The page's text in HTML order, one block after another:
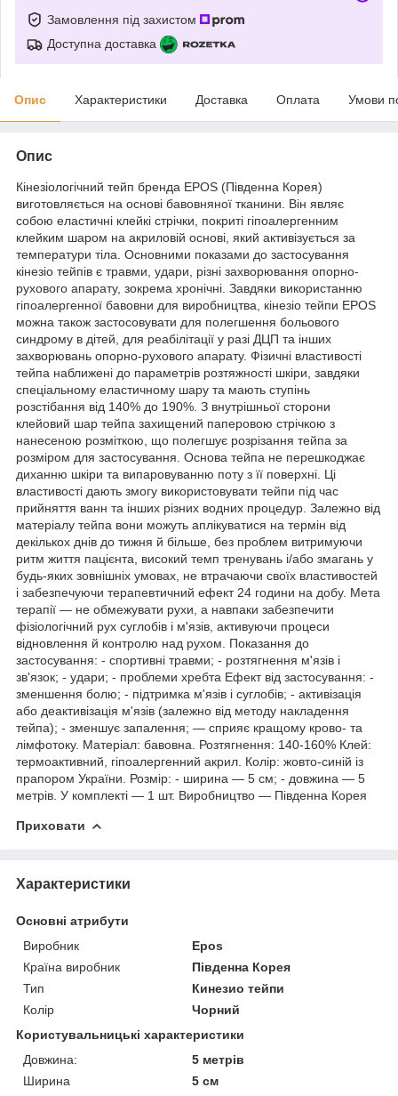
Замовлення під захистом
Доступна доставка
Опис Характеристики Доставка Оплата Умови
Опис
Кінезіологічний тейп бренда EPOS (Південна Корея)
виготовляється на основі бавовняної тканини. Він являє
собою еластичні клейкі стрічки, покриті гіпоалергенним
клейким шаром на акриловій основі, який активізується за
температури тіла. Основними показами до застосування
кінезіо тейпів є травми, удари, різні захворювання опорно-
рухового апарату, зокрема хронічні. Завдяки використанню
гіпоалергенної бавовни для виробництва, кінезіо тейпи EPOS
можна також застосовувати для полегшення больового
синдрому в дітей, для реабілітації у разі ДЦП та інших
захворювань опорно-рухового апарату. Фізичні властивості
тейпа наближені до параметрів розтяжності шкіри, завдяки
спеціальному еластичному шару та мають ступінь
розстібання від 140% до 190%. З внутрішньої сторони
клейовий шар тейпа захищений паперовою стрічкою з
нанесеною розміткою, що полегшує розрізання тейпа за
розміром для застосування. Основа тейпа не перешкоджає
диханню шкіри та випаровуванню поту з її поверхні. Ці
властивості дають змогу використовувати тейпи під час
прийняття ванн та інших різних водних процедур. Залежно від
матеріалу тейпа вони можуть аплікуватися на термін від
декількох днів до тижня й більше, без проблем витримуючи
ритм життя пацієнта, високий темп тренувань і/або змагань у
будь-яких зовнішніх умовах, не втрачаючи своїх властивостей
і забезпечуючи терапевтичний ефект 24 години на добу. Мета
терапії — не обмежувати рухи, а навпаки забезпечити
фізіологічний рух суглобів і м'язів, активуючи процеси
відновлення й контролю над рухом. Показання до
застосування: - спортивні травми; - розтягнення м'язів і
зв'язок; - удари; - проблеми хребта Ефект від застосування: -
зменшення болю; - підтримка м'язів і суглобів; - активізація
або деактивізація м'язів (залежно від методу накладення
тейпа); - зменшує запалення; — сприяє кращому крово- та
лімфотоку. Матеріал: бавовна. Розтягнення: 140-160% Клей:
термоактивний, гіпоалергенний акрил. Колір: жовто-синій із
прапором України. Розмір: - ширина — 5 см; - довжина — 5
метрів. У комплекті — 1 шт. Виробництво — Південна Корея
Приховати
Характеристики
Основні атрибути
Виробник
Epos
Країна виробник
Південна Корея
Тип
Кинезио тейпи
Колір
Чорний
Користувальницькі характеристики
Довжина:
5 метрів
Ширина
5 см